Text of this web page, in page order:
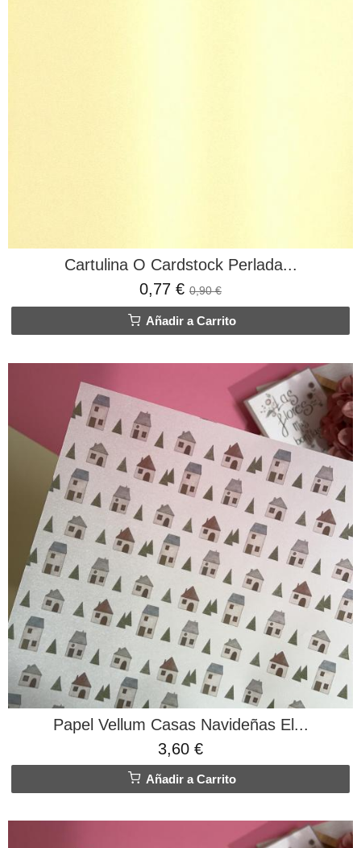
Cartulina O Cardstock Perlada...
0,77 € 0,90 €
Añadir a Carrito
Papel Vellum Casas Navideñas El...
3,60 €
Añadir a Carrito